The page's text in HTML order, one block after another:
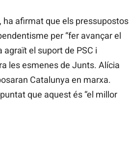
ha afirmat que els pressupostos
per “fer avançar el
agraït el suport de PSC i
les esmenes de Junts. Alícia
Catalunya en marxa.
que aquest és “el millor